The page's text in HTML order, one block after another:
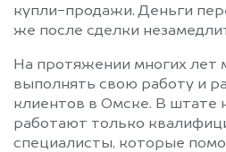
купли-продажи. Деньги
же после сделки
На протяжении многих
выполнять свою работу и
клиентов в Омске. В штате
работают только
специалисты, которые